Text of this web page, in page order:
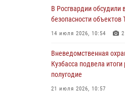
С 1 сентября 2026 года
федеральный закон о
Росгвардейцы
виновника причинения
В Росгвардии
безопасности объектов
14 июля 2026, 10:54 2
Вневедомственная
Кузбасса подвела
полугодие
21 июля 2026, 10:57